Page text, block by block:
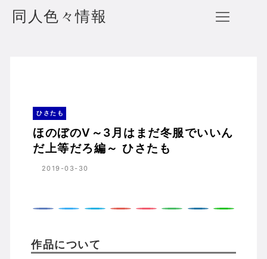
同人色々情報
ひさたも
ほのぼのV～3月はまだ冬服でいいん
だ上等だろ編～ ひさたも
2019-03-30
作品について